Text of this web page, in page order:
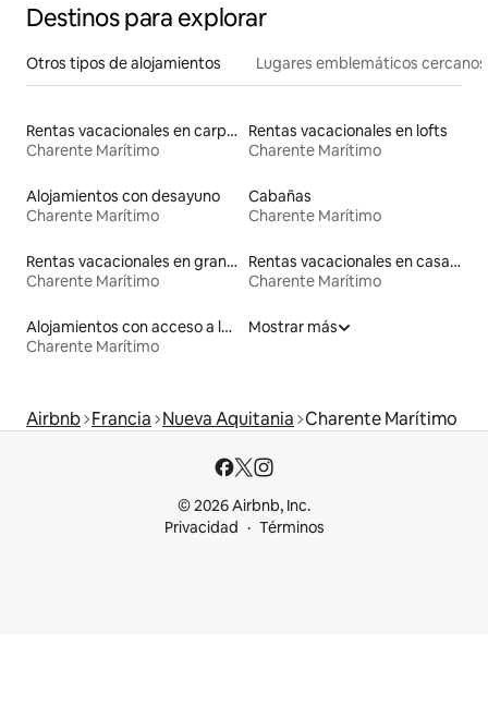
Destinos para explorar
Otros tipos de alojamientos Lugares emblemáticos cercanos
Rentas vacacionales en carpas
Charente Marítimo
Rentas vacacionales en lofts
Charente Marítimo
Alojamientos con desayuno
Charente Marítimo
Cabañas
Charente Marítimo
Rentas vacacionales en graneros
Charente Marítimo
Rentas vacacionales en casas de huéspedes
Charente Marítimo
Alojamientos con acceso a la playa
Charente Marítimo
Mostrar más
Airbnb Francia Nueva Aquitania Charente Marítimo
© 2026 Airbnb, Inc.
Privacidad
Términos